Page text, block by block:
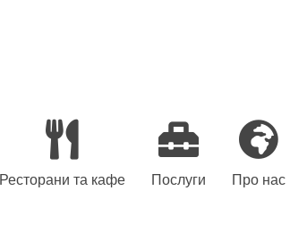
Ресторани та кафе Послуги Про нас